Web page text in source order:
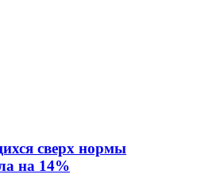
сверх нормы
на 14%